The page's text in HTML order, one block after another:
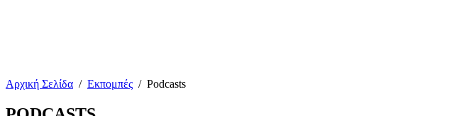
Αρχική Σελίδα / Εκπομπές / Podcasts